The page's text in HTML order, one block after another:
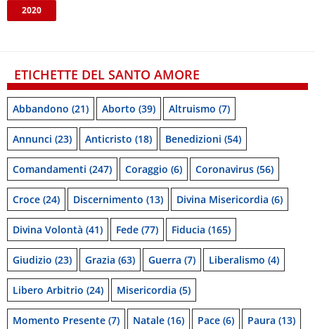
2020
ETICHETTE DEL SANTO AMORE
Abbandono (21) Aborto (39) Altruismo (7)
Annunci (23) Anticristo (18) Benedizioni (54)
Comandamenti (247) Coraggio (6) Coronavirus (56)
Croce (24) Discernimento (13) Divina Misericordia (6)
Divina Volontà (41) Fede (77) Fiducia (165)
Giudizio (23) Grazia (63) Guerra (7) Liberalismo (4)
Libero Arbitrio (24) Misericordia (5)
Momento Presente (7) Natale (16) Pace (6) Paura (13)